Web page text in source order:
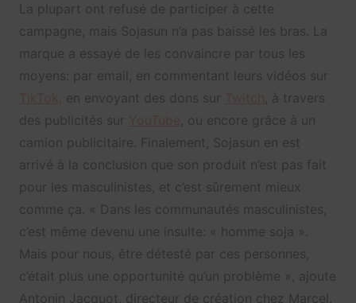
La plupart ont refusé de participer à cette
campagne, mais Sojasun n’a pas baissé les bras. La
marque a essayé de les convaincre par tous les
moyens: par email, en commentant leurs vidéos sur
en envoyant des dons sur
, à travers
des publicités sur
, ou encore grâce à un
camion publicitaire. Finalement, Sojasun en est
arrivé à la conclusion que son produit n’est pas fait
pour les masculinistes, et c’est sûrement mieux
comme ça. « Dans les communautés masculinistes,
c’est même devenu une insulte: « homme soja ».
Mais pour nous, être détesté par ces personnes,
c’était plus une opportunité qu’un problème », ajoute
Antonin Jacquot, directeur de création chez Marcel.